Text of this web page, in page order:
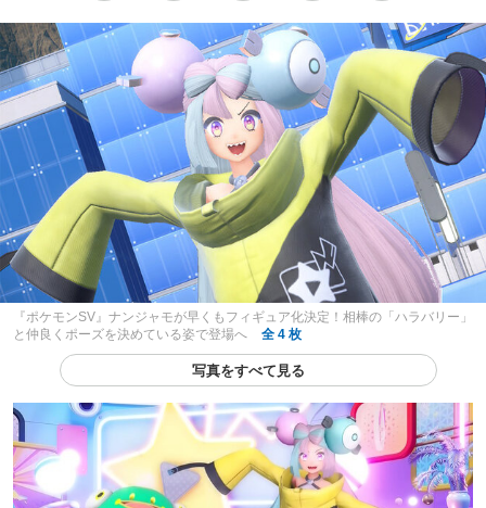
『ポケモンSV』ナンジャモが早くもフィギュア化決定！相棒の「ハラバリー」
と仲良くポーズを決めている姿で登場へ
全 4 枚
写真をすべて見る